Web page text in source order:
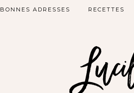
BONNES ADRESSES RECETTES